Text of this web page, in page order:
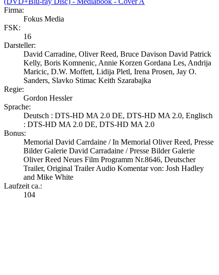
Firma:
Fokus Media
FSK:
16
Darsteller:
David Carradine, Oliver Reed, Bruce Davison David Patrick
Kelly, Boris Komnenic, Annie Korzen Gordana Les, Andrija
Maricic, D.W. Moffett, Lidija Pletl, Irena Prosen, Jay O.
Sanders, Slavko Stimac Keith Szarabajka
Regie:
Gordon Hessler
Sprache:
Deutsch : DTS-HD MA 2.0 DE, DTS-HD MA 2.0, Englisch
: DTS-HD MA 2.0 DE, DTS-HD MA 2.0
Bonus:
Memorial David Carrdaine / In Memorial Oliver Reed, Presse
Bilder Galerie David Carradaine / Presse Bilder Galerie
Oliver Reed Neues Film Programm Nr.8646, Deutscher
Trailer, Original Trailer Audio Komentar von: Josh Hadley
and Mike White
Laufzeit ca.:
104